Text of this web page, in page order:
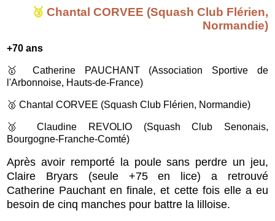
🥉 Chantal CORVEE (Squash Club Flérien,
Normandie)
+70 ans
🥇 Catherine PAUCHANT (Association Sportive de
l'Arbonnoise, Hauts-de-France)
🥈 Chantal CORVEE (Squash Club Flérien, Normandie)
🥉 Claudine REVOLIO (Squash Club Senonais,
Bourgogne-Franche-Comté)
Après avoir remporté la poule sans perdre un jeu,
Claire Bryars (seule +75 en lice) a retrouvé
Catherine Pauchant en finale, et cette fois elle a eu
besoin de cinq manches pour battre la lilloise.